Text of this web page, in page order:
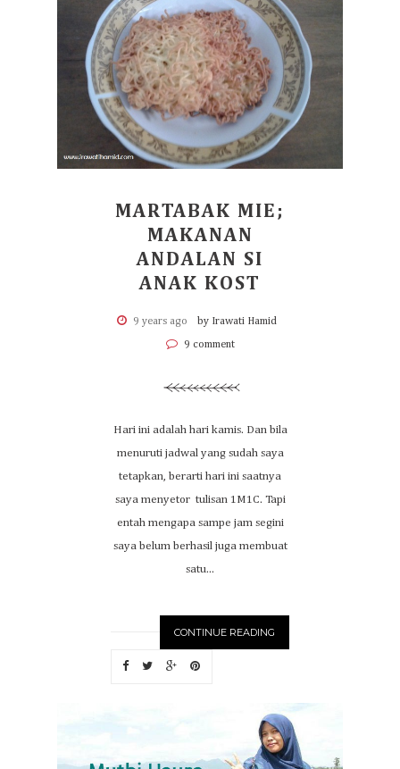
MARTABAK MIE;
MAKANAN
ANDALAN SI
ANAK KOST
9 years ago by Irawati Hamid
9 comment
Hari ini adalah hari kamis. Dan bila
menuruti jadwal yang sudah saya
tetapkan, berarti hari ini saatnya
saya menyetor tulisan 1M1C. Tapi
entah mengapa sampe jam segini
saya belum berhasil juga membuat
satu...
CONTINUE READING